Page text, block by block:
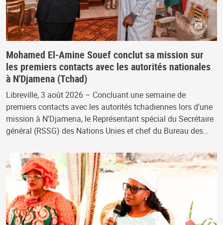
Mohamed El-Amine Souef conclut sa mission sur
les premiers contacts avec les autorités nationales
à N'Djamena (Tchad)
Libreville, 3 août 2026 – Concluant une semaine de
premiers contacts avec les autorités tchadiennes lors d'une
mission à N'Djamena, le Représentant spécial du Secrétaire
général (RSSG) des Nations Unies et chef du Bureau des…